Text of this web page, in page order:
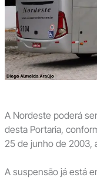
A Nordeste poderá
desta Portaria,
25 de junho de 2003,
A suspensão já está